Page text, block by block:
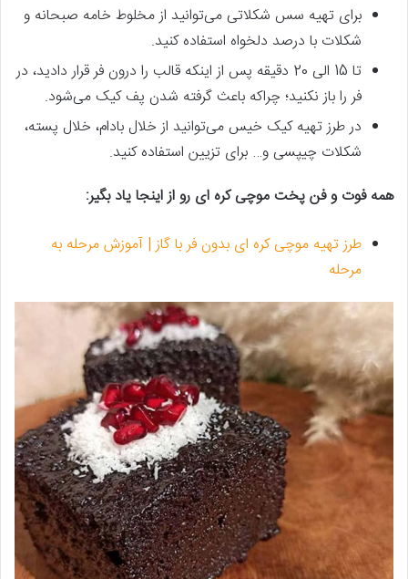
برای تهیه سس شکلاتی می‌توانید از مخلوط خامه صبحانه و
شکلات با درصد دلخواه استفاده کنید.
تا 15 الی 20 دقیقه پس‌ از اینکه قالب را درون فر قرار دادید، در
فر را باز نکنید؛ چراکه باعث گرفته شدن پف کیک می‌شود.
در طرز تهیه کیک خیس می‌توانید از خلال بادام، خلال پسته،
شکلات چیپسی و… برای تزیین استفاده کنید.
همه فوت و فن پخت موچی کره ای رو از اینجا یاد بگیر:
طرز تهیه موچی کره ای بدون فر با گاز | آموزش مرحله به
مرحله